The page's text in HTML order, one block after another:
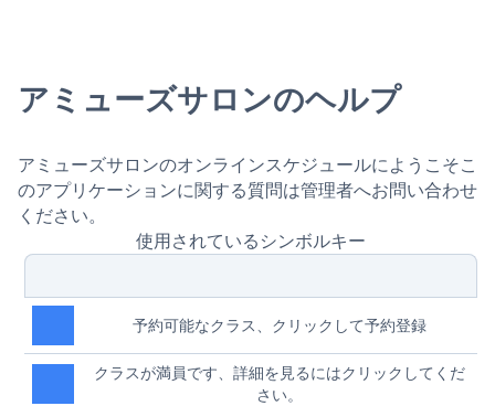
アミューズサロンのヘルプ
アミューズサロンのオンラインスケジュールにようこそこ
のアプリケーションに関する質問は管理者へお問い合わせ
ください。
使用されているシンボルキー
予約可能なクラス、クリックして予約登録
クラスが満員です、詳細を見るにはクリックしてくだ
さい。